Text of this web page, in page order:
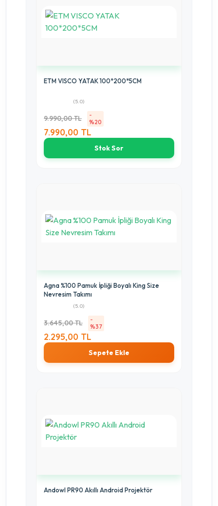
ETM VISCO YATAK 100*200*5CM
(5.0)
9.990,00 TL
-
%20
7.990,00 TL
Stok Sor
Agna %100 Pamuk İpliği Boyalı King Size
Nevresim Takımı
(5.0)
3.645,00 TL
-
%37
2.295,00 TL
Sepete Ekle
Andowl PR90 Akıllı Android Projektör